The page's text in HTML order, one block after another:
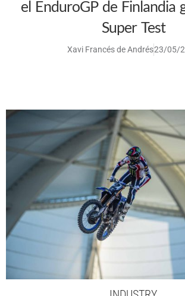
el EnduroGP de Finlandia
Super Test
Xavi Francés de Andrés23/05/